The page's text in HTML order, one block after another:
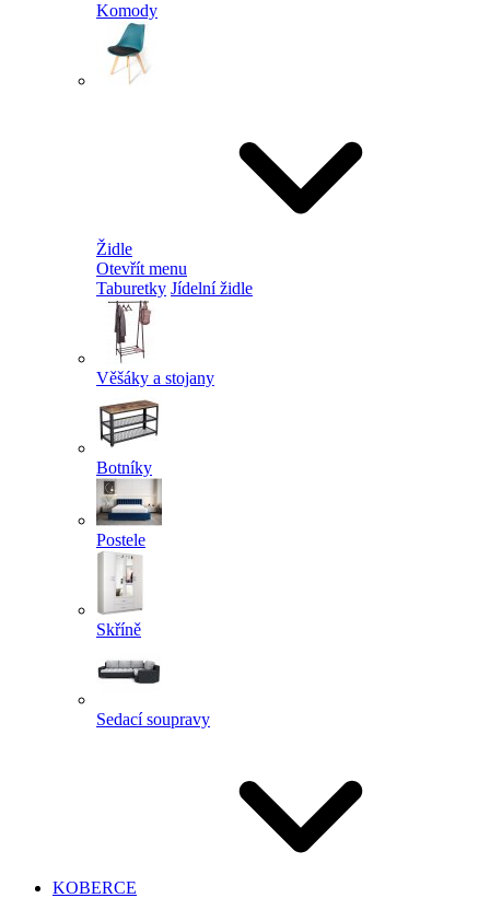
Komody
Židle
Otevřít menu
Taburetky Jídelní židle
Věšáky a stojany
Botníky
Postele
Skříně
Sedací soupravy
KOBERCE